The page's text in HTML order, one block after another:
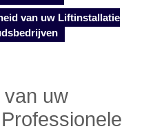
van uw Liftinstallatie
van uw